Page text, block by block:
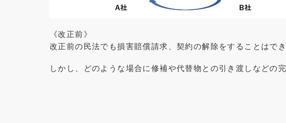
《改正前》
改正前の民法でも損害賠償請求、契約の解除をすることはでき
しかし、どのような場合に修補や代替物との引き渡しなどの